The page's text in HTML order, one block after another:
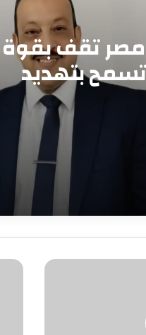
تقف بقوة
بتهديد
المتهمة